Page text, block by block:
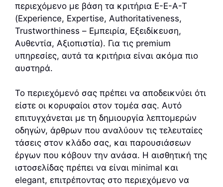
περιεχόμενο με βάση τα κριτήρια E-E-A-T
(Experience, Expertise, Authoritativeness,
Trustworthiness – Εμπειρία, Εξειδίκευση,
Αυθεντία, Αξιοπιστία). Για τις premium
υπηρεσίες, αυτά τα κριτήρια είναι ακόμα πιο
αυστηρά.
Το περιεχόμενό σας πρέπει να αποδεικνύει ότι
είστε οι κορυφαίοι στον τομέα σας. Αυτό
επιτυγχάνεται με τη δημιουργία λεπτομερών
οδηγών, άρθρων που αναλύουν τις τελευταίες
τάσεις στον κλάδο σας, και παρουσιάσεων
έργων που κόβουν την ανάσα. Η αισθητική της
ιστοσελίδας πρέπει να είναι minimal και
elegant, επιτρέποντας στο περιεχόμενο να